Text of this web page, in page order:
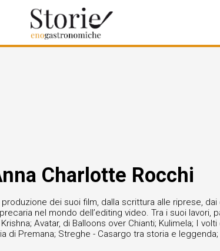
Charlotte Rocchi
dei suoi film, dalla scrittura alle riprese,
nel mondo dell’editing video. Tra i suoi lavori,
Avatar, di Balloons over Chianti; Kulimela; I
di Premana; Streghe - Casargo tra storia e